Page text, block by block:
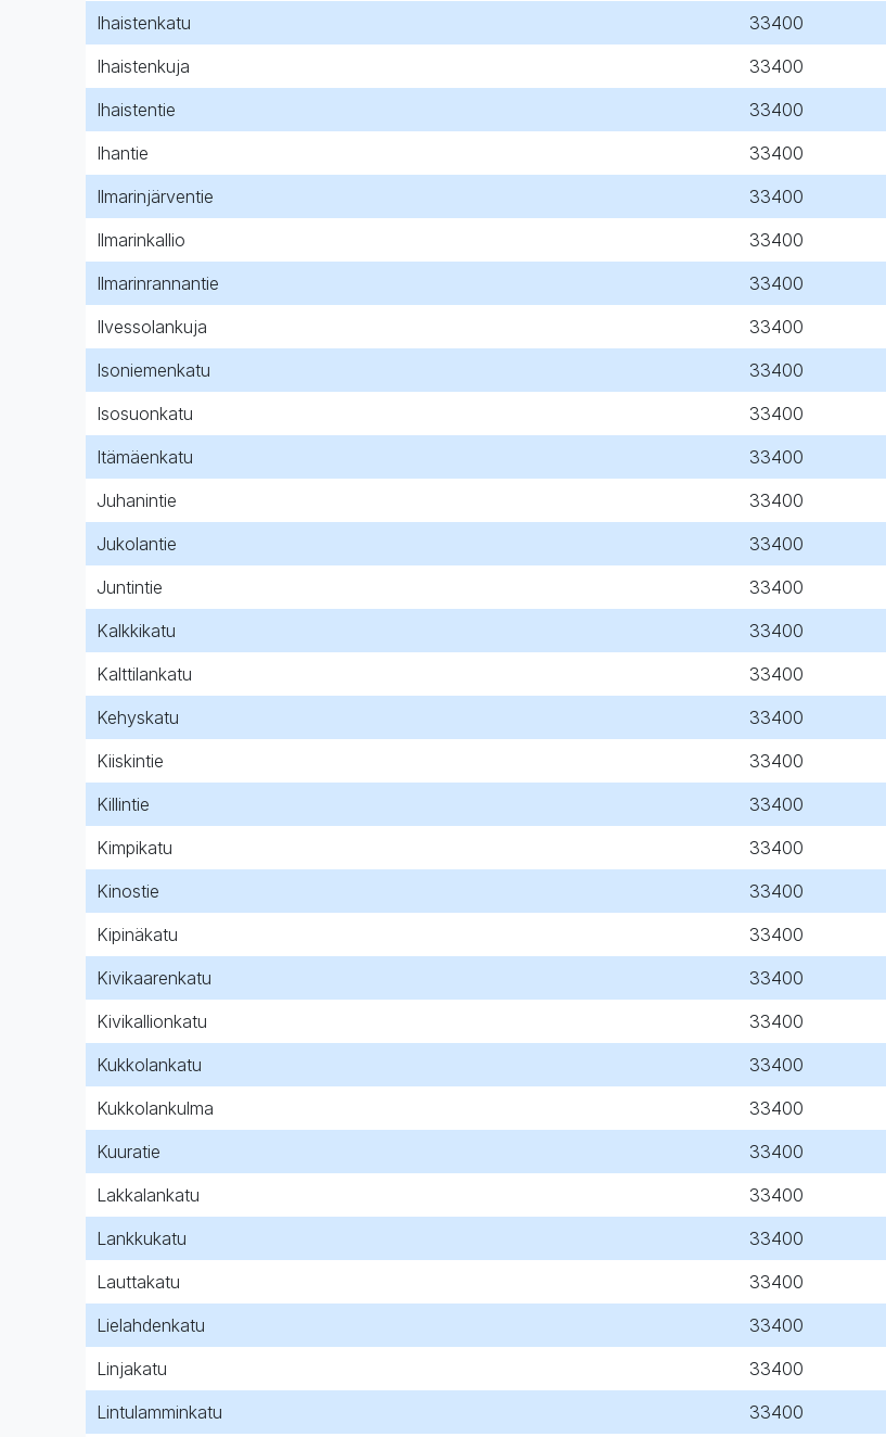
Ihaistenkatu
33400
Ihaistenkuja
33400
Ihaistentie
33400
Ihantie
33400
Ilmarinjärventie
33400
Ilmarinkallio
33400
Ilmarinrannantie
33400
Ilvessolankuja
33400
Isoniemenkatu
33400
Isosuonkatu
33400
Itämäenkatu
33400
Juhanintie
33400
Jukolantie
33400
Juntintie
33400
Kalkkikatu
33400
Kalttilankatu
33400
Kehyskatu
33400
Kiiskintie
33400
Killintie
33400
Kimpikatu
33400
Kinostie
33400
Kipinäkatu
33400
Kivikaarenkatu
33400
Kivikallionkatu
33400
Kukkolankatu
33400
Kukkolankulma
33400
Kuuratie
33400
Lakkalankatu
33400
Lankkukatu
33400
Lauttakatu
33400
Lielahdenkatu
33400
Linjakatu
33400
Lintulamminkatu
33400